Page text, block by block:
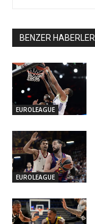
BENZER HABERLER
EUROLEAGUE
EUROLEAGUE